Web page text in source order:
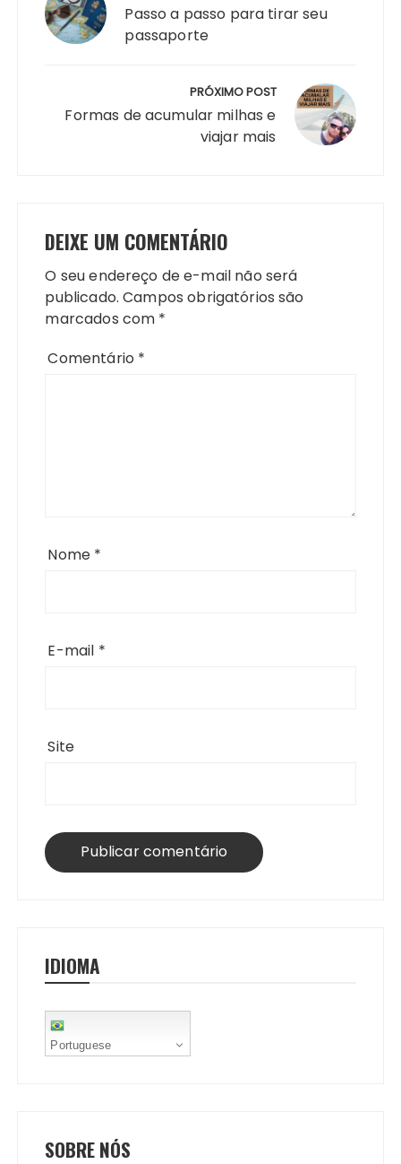
Post
Passo a passo para tirar seu
passaporte
PRÓXIMO POST
Formas de acumular milhas e
viajar mais
DEIXE UM COMENTÁRIO
O seu endereço de e-mail não será
publicado. Campos obrigatórios são
marcados com *
Comentário *
Nome *
E-mail *
Site
IDIOMA
Portuguese
SOBRE NÓS